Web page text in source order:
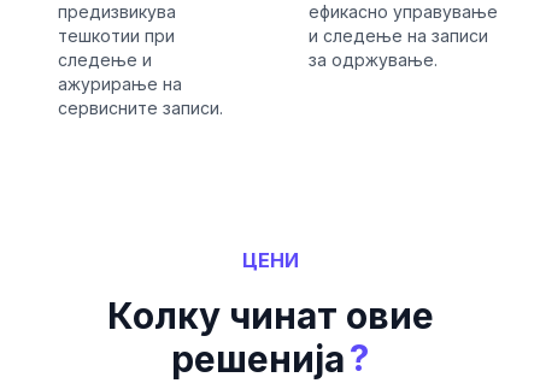
предизвикува
тешкотии при
следење и
ажурирање на
сервисните записи.
ефикасно управување
и следење на записи
за одржување.
ЦЕНИ
Колку чинат овие
решенија?